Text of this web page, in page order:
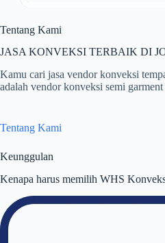
Tentang Kami
JASA KONVEKSI TERBAIK DI
Kamu cari jasa vendor konveksi
adalah vendor konveksi semi
Tentang Kami
Keunggulan
Kenapa harus memilih WHS